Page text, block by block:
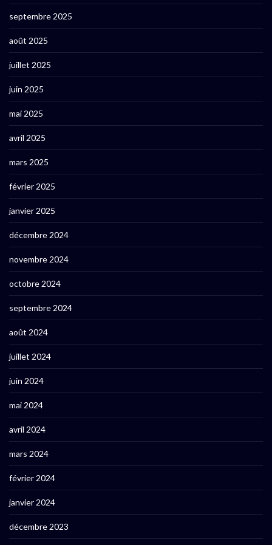
septembre 2025
août 2025
juillet 2025
juin 2025
mai 2025
avril 2025
mars 2025
février 2025
janvier 2025
décembre 2024
novembre 2024
octobre 2024
septembre 2024
août 2024
juillet 2024
juin 2024
mai 2024
avril 2024
mars 2024
février 2024
janvier 2024
décembre 2023